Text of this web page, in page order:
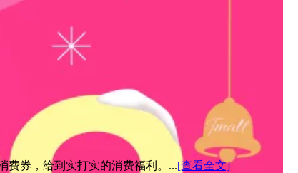
费券，给到实打实的消费福利。...[查看全文]